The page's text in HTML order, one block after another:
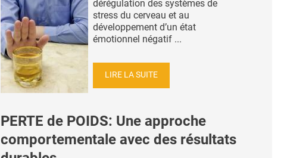
dérégulation des systèmes de
stress du cerveau et au
développement d’un état
émotionnel négatif ...
LIRE LA SUITE
PERTE de POIDS: Une approche
comportementale avec des résultats